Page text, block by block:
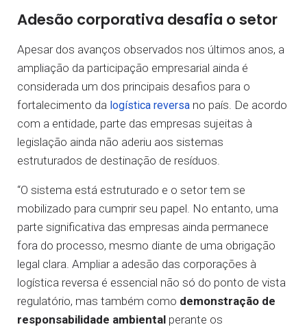
Adesão corporativa desafia o setor
Apesar dos avanços observados nos últimos anos, a
ampliação da participação empresarial ainda é
considerada um dos principais desafios para o
fortalecimento da logística reversa no país. De acordo
com a entidade, parte das empresas sujeitas à
legislação ainda não aderiu aos sistemas
estruturados de destinação de resíduos.
“O sistema está estruturado e o setor tem se
mobilizado para cumprir seu papel. No entanto, uma
parte significativa das empresas ainda permanece
fora do processo, mesmo diante de uma obrigação
legal clara. Ampliar a adesão das corporações à
logística reversa é essencial não só do ponto de vista
regulatório, mas também como demonstração de
responsabilidade ambiental perante os